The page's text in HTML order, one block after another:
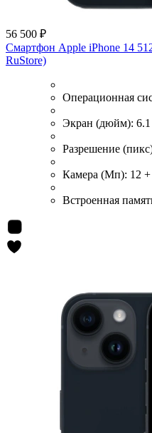
56 500 ₽
Смартфон Apple iPhone 14
RuStore)
Операционная
Экран (дюйм):
Разрешение
Камера (Мп): 12
Встроенная